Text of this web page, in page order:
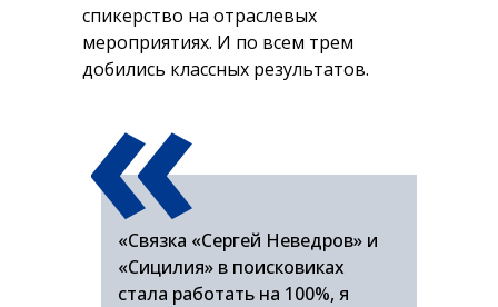
спикерство на отраслевых
мероприятиях. И по всем трем
добились классных результатов.
«Связка «Сергей Неведров» и
«Сицилия» в поисковиках
стала работать на 100%, я
«